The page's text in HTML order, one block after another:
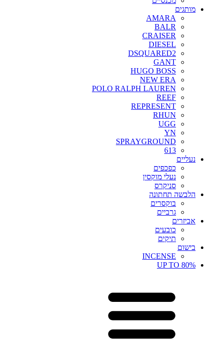
מותגים
AMARA
BALR
CRAISER
DIESEL
DSQUARED2
GANT
HUGO BOSS
NEW ERA
POLO RALPH LAUREN
REEF
REPRESENT
RHUN
UGG
YN
SPRAYGROUND
613
נעליים
כפכפים
נעלי מוקסין
סניקרס
הלבשה תחתונה
בוקסרים
גרביים
אביזרים
כובעים
תיקים
בישום
INCENSE
UP TO 80%